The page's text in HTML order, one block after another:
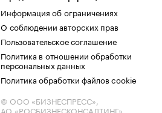
Информация об ограничениях
О соблюдении авторских прав
Пользовательское соглашение
Политика в отношении обработки
персональных данных
Политика обработки файлов cookie
© ООО «БИЗНЕСПРЕСС»,
АО «РОСБИЗНЕСКОНСАЛТИНГ»,